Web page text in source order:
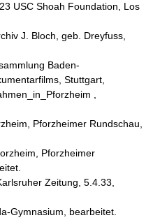
USC Shoah Foundation, Los
J. Bloch, geb. Dreyfuss,
Baden-
Stuttgart,
,
Pforzheimer Rundschau,
Pforzheimer
Zeitung, 5.4.33,
Gymnasium, bearbeitet.